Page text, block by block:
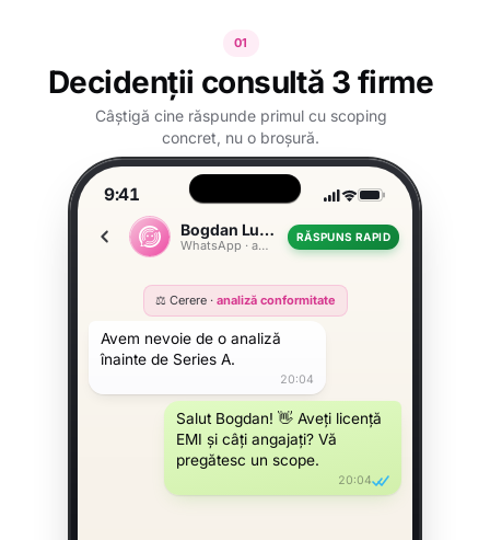
01
Decidenții consultă 3 firme
Câștigă cine răspunde primul cu scoping
concret, nu o broșură.
9:41
Bogdan Lungu
WhatsApp · analiză KYC
RĂSPUNS RAPID
⚖️ Cerere · analiză conformitate
Avem nevoie de o analiză
înainte de Series A.
20:04
Salut Bogdan! 👋 Aveți licență
EMI și câți angajați? Vă
pregătesc un scope.
20:04